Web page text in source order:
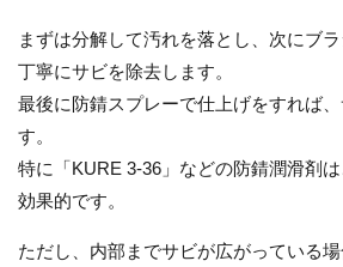
まずは分解して汚れを落とし、次にブ
丁寧にサビを除去します。
最後に防錆スプレーで仕上げをすれば
す。
特に「KURE 3-36」などの防錆潤滑剤
効果的です。
ただし、内部までサビが広がっている